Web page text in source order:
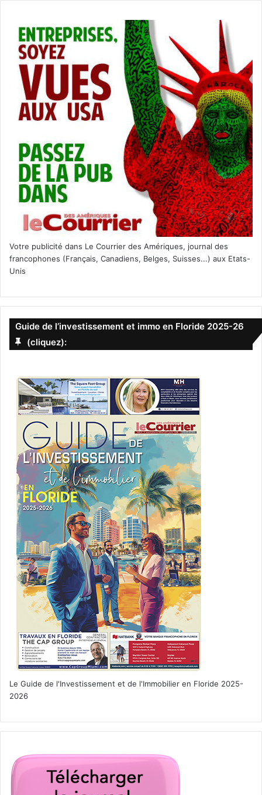
Votre publicité dans Le Courrier des Amériques, journal des
francophones (Français, Canadiens, Belges, Suisses...) aux Etats-
Unis
Guide de l’investissement et immo en Floride 2025-26
(cliquez):
Le Guide de l'Investissement et de l'Immobilier en Floride 2025-
2026